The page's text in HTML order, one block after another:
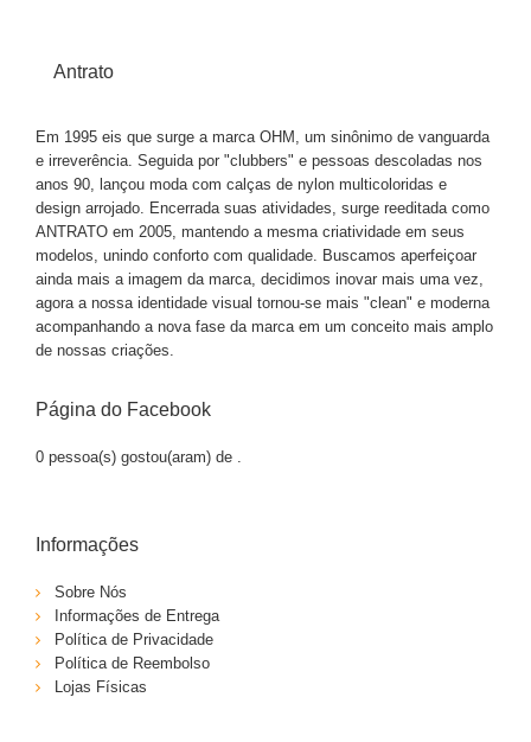
Antrato
Em 1995 eis que surge a marca OHM, um sinônimo de vanguarda
e irreverência. Seguida por "clubbers" e pessoas descoladas nos
anos 90, lançou moda com calças de nylon multicoloridas e
design arrojado. Encerrada suas atividades, surge reeditada como
ANTRATO em 2005, mantendo a mesma criatividade em seus
modelos, unindo conforto com qualidade. Buscamos aperfeiçoar
ainda mais a imagem da marca, decidimos inovar mais uma vez,
agora a nossa identidade visual tornou-se mais "clean" e moderna
acompanhando a nova fase da marca em um conceito mais amplo
de nossas criações.
Página do Facebook
0 pessoa(s) gostou(aram) de
Informações
Sobre Nós
Informações de Entrega
Política de Privacidade
Política de Reembolso
Lojas Físicas